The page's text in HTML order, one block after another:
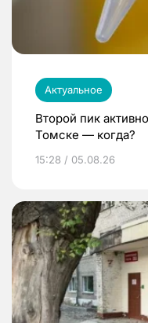
Актуальное
Второй пик
Томске — когда?
15:28 / 05.08.26